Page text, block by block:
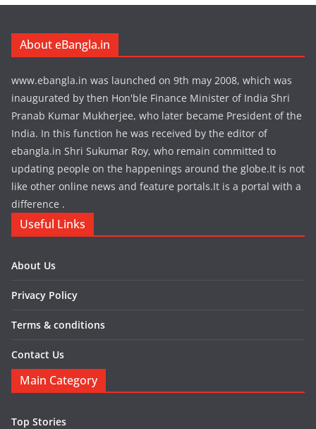
About eBangla.in
www.ebangla.in was launched on 9th may 2008, which was
inaugurated by then Hon'ble Finance Minister of India Shri
Pranab Kumar Mukherjee, who later became President of the
India. In this function he was received by the editor of
ebangla.in Shri Sukumar Roy, who remain committed to
updating people on the happenings around the globe.It is not
like other online news and feature portals.It is a portal with a
difference .
Useful Links
About Us
Privacy Policy
Terms & conditions
Contact Us
Main Category
Top Stories